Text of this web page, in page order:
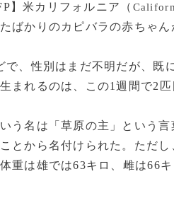
】米カリフォルニア（
ばかりのカピバラの赤ちゃん
で、性別はまだ不明だが、既
まれるのは、この1週間で2匹
う名は「草原の主」という言
とから名付けられた。ただ
重は雄では63キロ、雌は66キ